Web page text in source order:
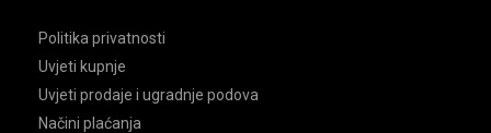
Politika privatnosti
Uvjeti kupnje
Uvjeti prodaje i ugradnje podova
Načini plaćanja